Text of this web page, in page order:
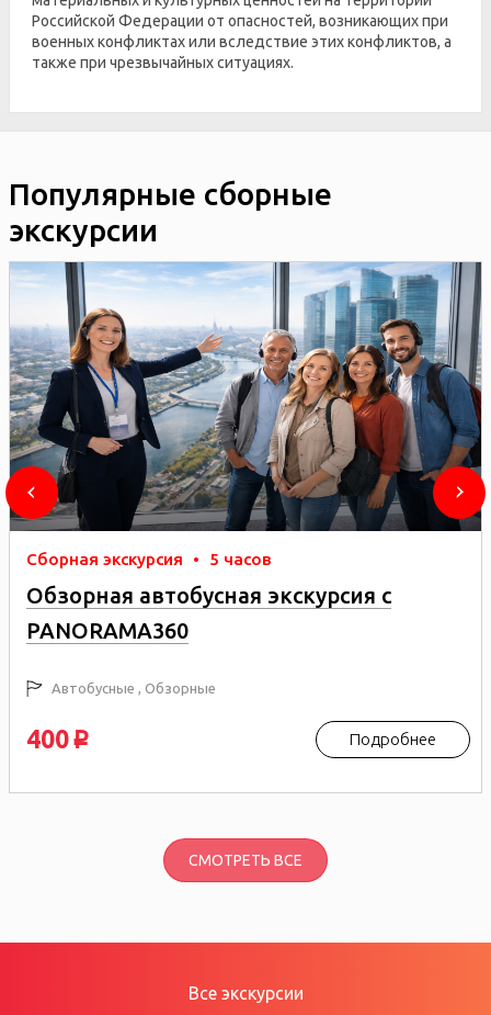
Российской Федерации от опасностей, возникающих при
военных конфликтах или вследствие этих конфликтов, а
также при чрезвычайных ситуациях.
Популярные сборные
экскурсии
Сборная экскурсия • 5 часов
Обзорная автобусная экскурсия с
PANORAMA360
Автобусные , Обзорные
400 p Подробнее
СМОТРЕТЬ ВСЕ
Все экскурсии